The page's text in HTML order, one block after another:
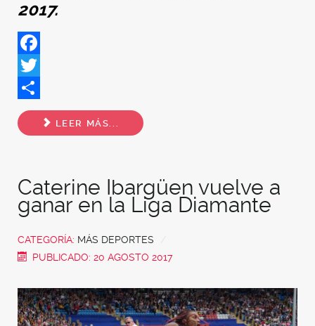
2017.
Facebook
Twitter
Share
LEER MÁS...
Caterine Ibargüen vuelve a
ganar en la Liga Diamante
CATEGORÍA: MÁS DEPORTES
PUBLICADO: 20 AGOSTO 2017